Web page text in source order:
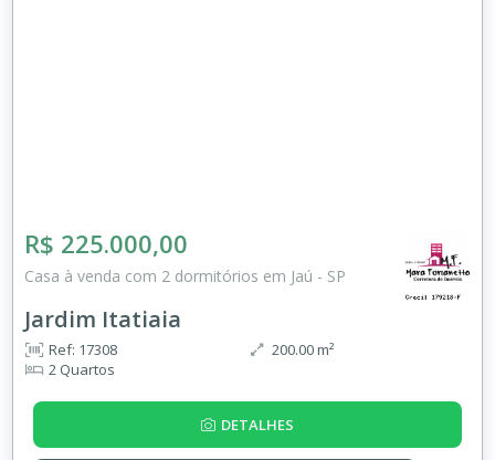
R$ 225.000,00
Casa à venda com 2 dormitórios em Jaú - SP
Jardim Itatiaia
Ref: 17308
2 Quartos
200.00 m²
DETALHES